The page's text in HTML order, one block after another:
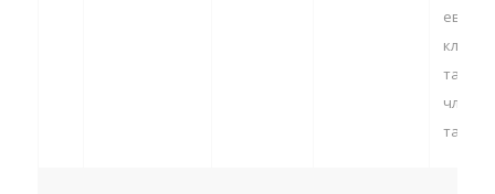
члан
тачка